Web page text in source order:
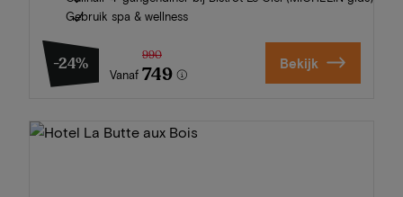
Gebruik spa & wellness
-24%
Vanaf
990
749 Bekijk